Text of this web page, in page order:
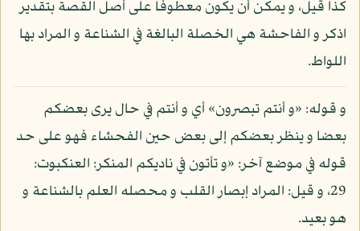
كذا قيل، و يمكن أن يكون معطوفا على أصل القصة بتقدير
اذكر و الفاحشة هي الخصلة البالغة في الشناعة و المراد بها
اللواط.
و قوله: «و أنتم تبصرون» أي و أنتم في حال يرى بعضكم
بعضا و ينظر بعضكم إلى بعض حين الفحشاء فهو على حد
قوله في موضع آخر: «و تأتون في ناديكم المنكر: العنكبوت:
29، و قيل: المراد إبصار القلب و محصله العلم بالشناعة و
هو بعيد.